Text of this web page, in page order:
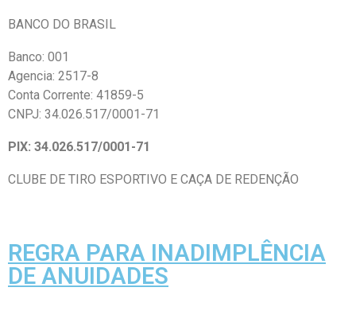
BANCO DO BRASIL
Banco: 001
Agencia: 2517-8
Conta Corrente: 41859-5
CNPJ: 34.026.517/0001-71
PIX: 34.026.517/0001-71
CLUBE DE TIRO ESPORTIVO E CAÇA DE REDENÇÃO
REGRA PARA INADIMPLÊNCIA
DE ANUIDADES